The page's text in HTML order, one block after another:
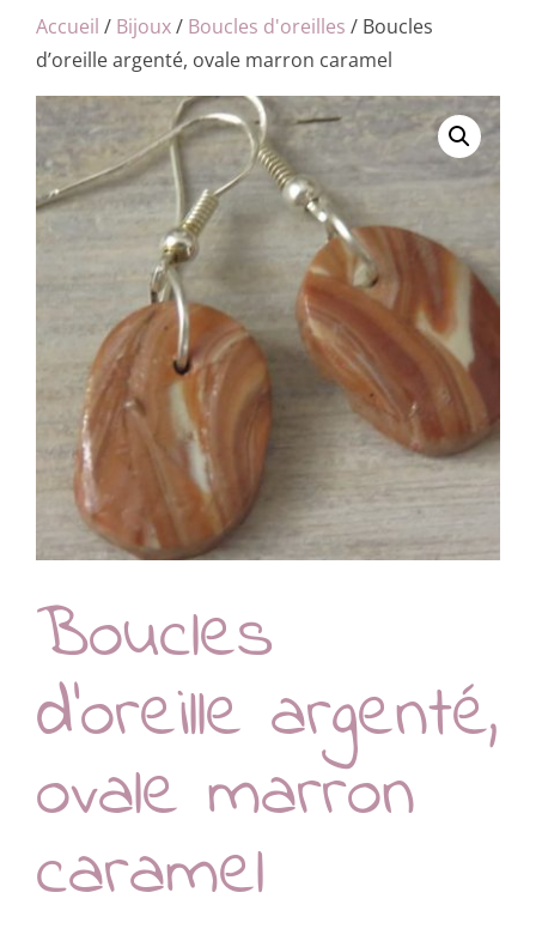
Accueil / Bijoux/ Boucles d'oreilles / Boucles
d’oreille argenté, ovale marron caramel
Boucles
d’oreille argenté,
ovale marron
caramel